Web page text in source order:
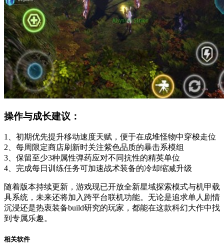
操作与成长建议：
1、初期优先提升移动速度天赋，便于在成堆怪物中穿梭走位
2、每周限定商店刷新时关注紫色品质的暴击系模组
3、保留至少3种属性弹药应对不同抗性的精英单位
4、完成每日训练任务可加速战术装备的冷却缩减升级
随着版本持续更新，游戏现已开放全新星域探索模式与机甲载
具系统，未来还将加入跨平台联机功能。无论是追求单人剧情
沉浸还是热衷装备build研究的玩家，都能在这款科幻大作中找
到专属乐趣。
相关软件